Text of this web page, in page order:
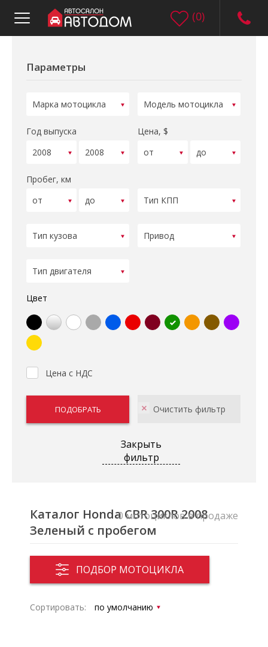
(0)
Параметры
Год выпуска Цена, $
Пробег, км
Цвет
Цена с НДС
Закрыть
фильтр
Каталог Honda CBR 300R 2008
Зеленый с пробегом
ПОДБОР МОТОЦИКЛА
0 мотоциклов в продаже
Сортировать: